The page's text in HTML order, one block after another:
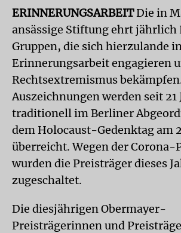
ERINNERUNGSARBEITDie in
ansässige Stiftung ehrt jährlich
Gruppen, die sich hierzulande
Erinnerungsarbeit engagieren
Rechtsextremismus
Auszeichnungen werden seit 21
traditionell im Berliner
dem Holocaust-Gedenktag am
überreicht. Wegen der Corona-
wurden die Preisträger dieses
zugeschaltet.
Die diesjährigen Obermayer-
Preisträgerinnen und